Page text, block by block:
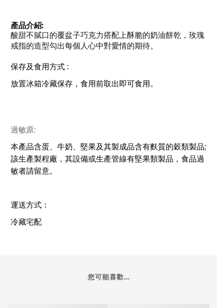
產品介紹:
酸甜不膩口的覆盆子巧克力搭配上酥脆的奶油餅乾，玫瑰
戒指的造型勾出每個人心中對愛情的期待。
保存及食用方式 :
放置冰箱冷藏保存，食用前取出即可食用。
過敏原:
本產品含蛋、牛奶、堅果及其製成品含有麩質的穀類製品;
該生產製程廠，其設備或生產管線有堅果類製品，食品過
敏者請留意。
運送方式：
冷藏宅配
您可能喜歡...